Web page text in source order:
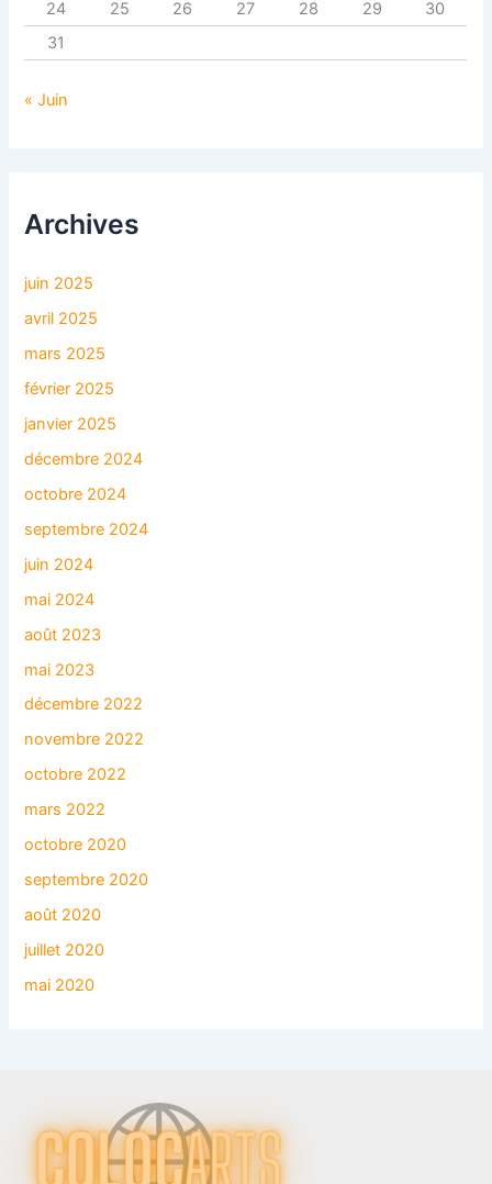
24
25 26 27 28 29
30
31
« Juin
Archives
juin 2025
avril 2025
mars 2025
février 2025
janvier 2025
décembre 2024
octobre 2024
septembre 2024
juin 2024
mai 2024
août 2023
mai 2023
décembre 2022
novembre 2022
octobre 2022
mars 2022
octobre 2020
septembre 2020
août 2020
juillet 2020
mai 2020